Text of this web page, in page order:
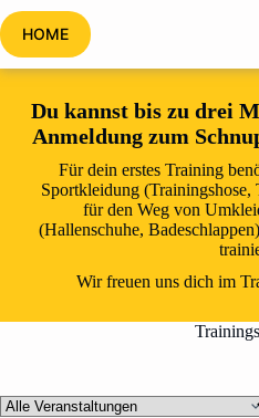
Zum
Inhalt
springen
HOME
Du kannst bis zu drei
Anmeldung zum
Für dein erstes Training
Sportkleidung (Trainingshose,
für den Weg von
(Hallenschuhe,
Wir freuen uns dich im